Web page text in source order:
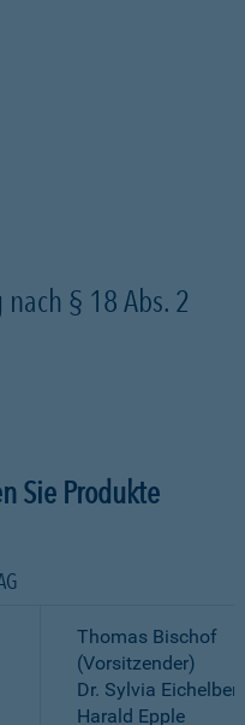
§ 18 Abs. 2
Sie Produkte
Thomas Bischof
(Vorsitzender)
Dr. Sylvia
Harald Epple